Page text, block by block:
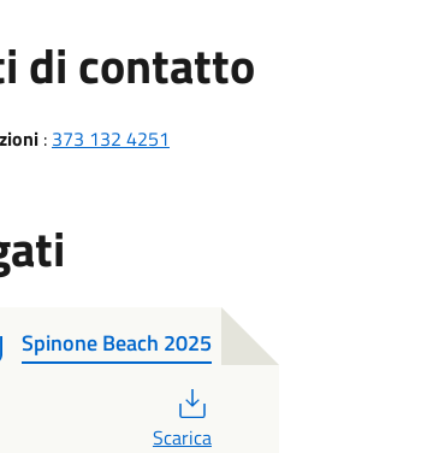
di contatto
: 373 132 4251
Spinone Beach 2025
Scarica